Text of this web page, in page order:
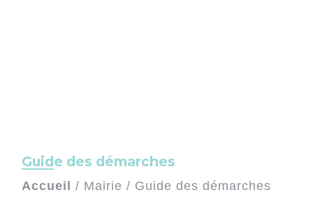
Guide des démarches
Accueil / Mairie / Guide des démarches